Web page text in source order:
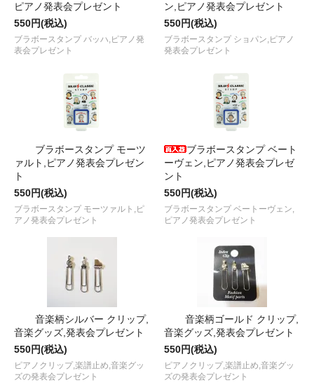
ピアノ発表会プレゼント
550円(税込)
ブラボースタンプ バッハ,ピアノ発
表会プレゼント
ン,ピアノ発表会プレゼント
550円(税込)
ブラボースタンプ ショパン,ピアノ
発表会プレゼント
ブラボースタンプ モーツ
ァルト,ピアノ発表会プレゼン
ト
550円(税込)
ブラボースタンプ モーツァルト,ピ
アノ発表会プレゼント
ブラボースタンプ ベート
ーヴェン,ピアノ発表会プレゼ
ント
550円(税込)
ブラボースタンプ ベートーヴェン,
ピアノ発表会プレゼント
音楽柄シルバー クリップ,
音楽グッズ,発表会プレゼント
550円(税込)
ピアノクリップ,楽譜止め,音楽グッ
ズの発表会プレゼント
音楽柄ゴールド クリップ,
音楽グッズ,発表会プレゼント
550円(税込)
ピアノクリップ,楽譜止め,音楽グッ
ズの発表会プレゼント